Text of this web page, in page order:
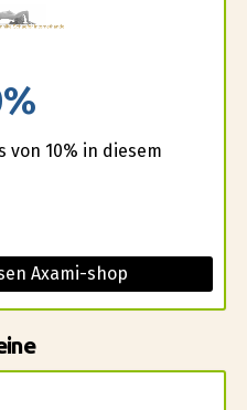
von 10% in diesem
Axami-shop